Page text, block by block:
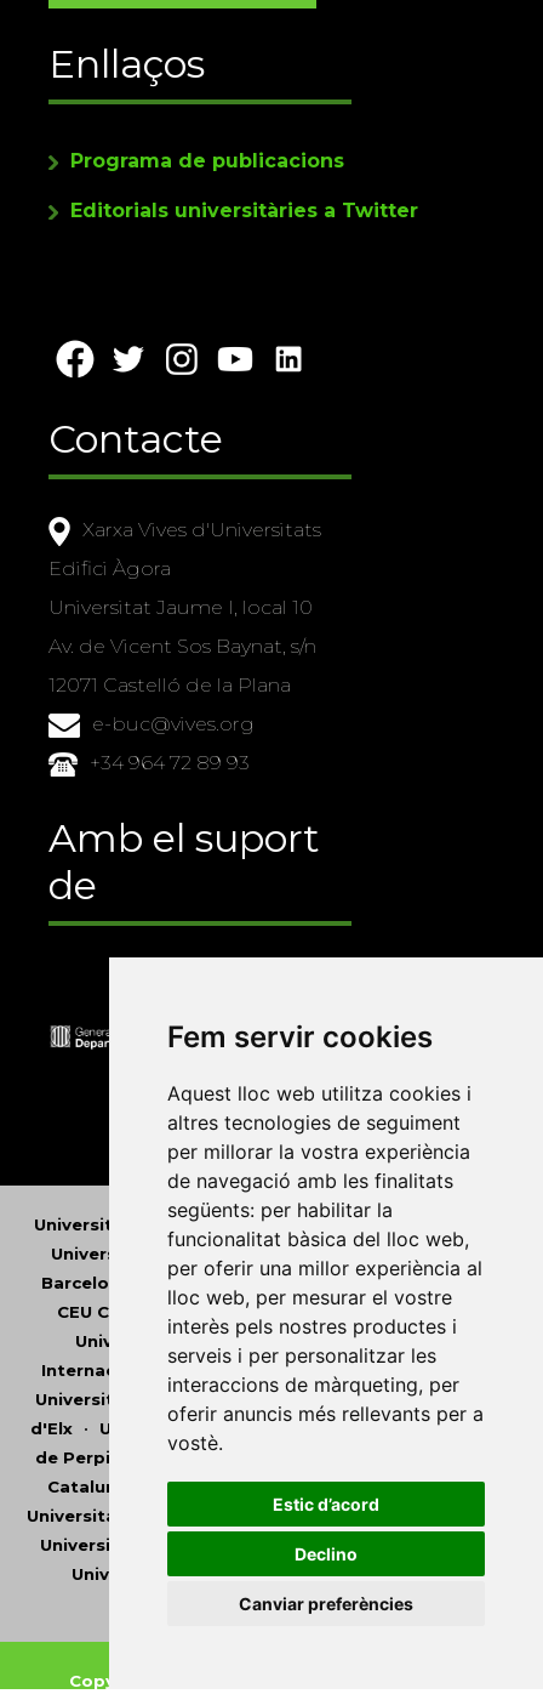
Fem servir cookies
Aquest lloc web utilitza cookies i
altres tecnologies de seguiment
per millorar la vostra experiència
de navegació amb les finalitats
següents: per habilitar la
funcionalitat bàsica del lloc web,
per oferir una millor experiència al
lloc web, per mesurar el vostre
interès pels nostres productes i
serveis i per personalitzar les
interaccions de màrqueting, per
oferir anuncis més rellevants per a
vostè.
Estic d’acord
Declino
Canviar preferències
Enllaços
Programa de publicacions
Editorials universitàries a Twitter
Contacte
Xarxa Vives d'Universitats
Edifici Àgora
Universitat Jaume I, local 10
Av. de Vicent Sos Baynat, s/n
12071 Castelló de la Plana
e-buc@vives.org
+34 964 72 89 93
Amb el suport
de
Universitat Abat Oliba CEU •Universitat d'Alacant
Universitat d'Andorra•Universitat Autònoma de
Barcelona
Universitat de Barcelona• Universitat
CEU Cardenal Herrera•Universitat de Girona
Universitat de les Illes Balears• Universitat
Internacional de Catalunya •Universitat Jaume I
Universitat de Lleida•Universitat Miguel Hernández
d'Elx• Universitat Oberta de Catalunya •Universitat
de Perpinyà Via Domitia
Catalunya
Universitat Politècnica de València•
Universitat Pompeu Fabra
•Universitat Ramon Llull
Universitat Rovira i Virgili
Universitat de Sàsser
Universitat de València•Universitat de Vic -
Universitat Central de Catalunya
Copyright © 2026